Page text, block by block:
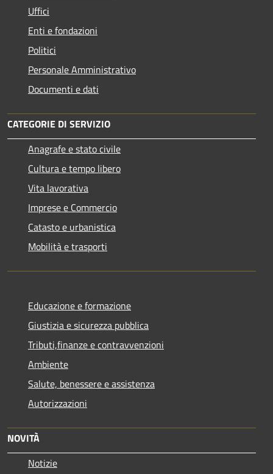
Uffici
Enti e fondazioni
Politici
Personale Amministrativo
Documenti e dati
CATEGORIE DI SERVIZIO
Anagrafe e stato civile
Cultura e tempo libero
Vita lavorativa
Imprese e Commercio
Catasto e urbanistica
Mobilità e trasporti
Educazione e formazione
Giustizia e sicurezza pubblica
Tributi,finanze e contravvenzioni
Ambiente
Salute, benessere e assistenza
Autorizzazioni
NOVITÀ
Notizie